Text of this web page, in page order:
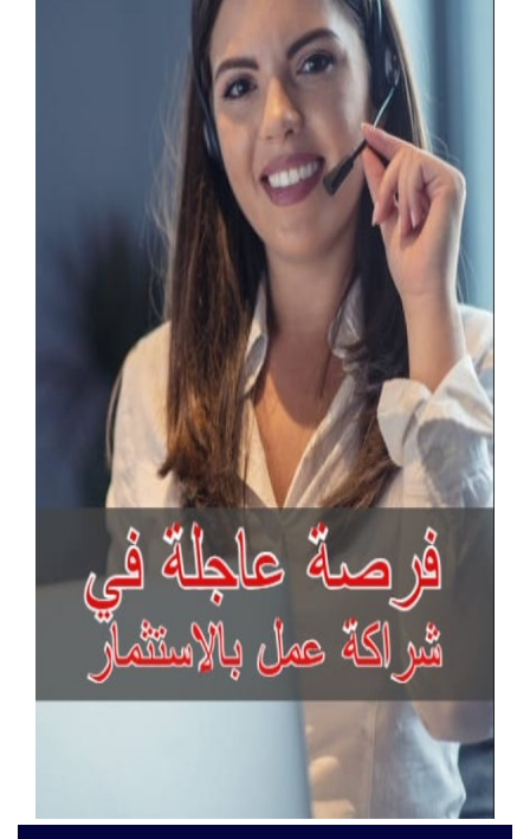
آخر الإعلانات
بوابه مواقف السيارات بوابة دخول وخروج
صيانة التلفزيةن والصوتيات